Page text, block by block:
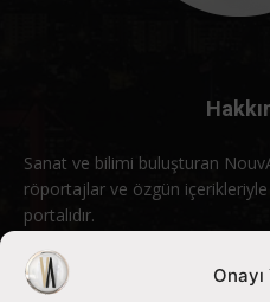
Sanat ve bilimi buluşturan
röportajlar ve özgün
portalıdır.
Bizimle iletişime geçin: